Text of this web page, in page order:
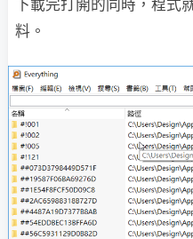
下載完打開的同時，程式
料。